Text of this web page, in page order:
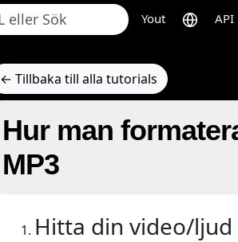
Yout API
← Tillbaka till alla tutorials
Hur man
MP3
Hitta din video/ljud